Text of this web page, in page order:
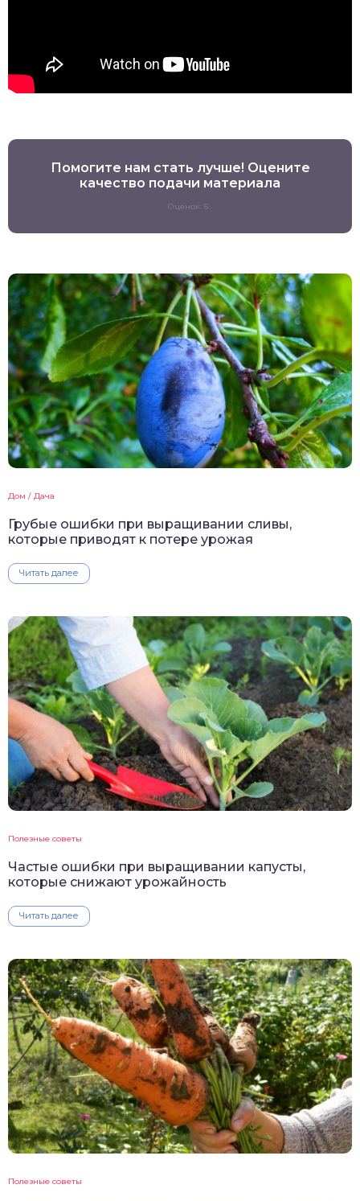
Помогите нам стать лучше! Оцените
качество подачи материала
Оценок: 6
Дом / Дача
Грубые ошибки при выращивании сливы,
которые приводят к потере урожая
Читать далее
Полезные советы
Частые ошибки при выращивании капусты,
которые снижают урожайность
Читать далее
Полезные советы